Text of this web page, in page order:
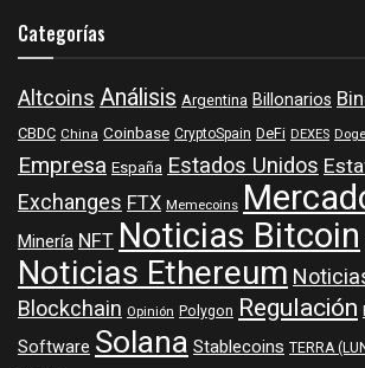
Categorías
Altcoins Análisis Argentina Billonarios
CBDC China Coinbase CryptoSpain DeFi DEXES
Empresa España Estados Unidos
Exchanges FTX Memecoins
Minería NFTNoticias Bitcoin
Noticias Ethereum
Blockchain Opinión Polygon Regulación
Software Solana Stablecoins TERRA